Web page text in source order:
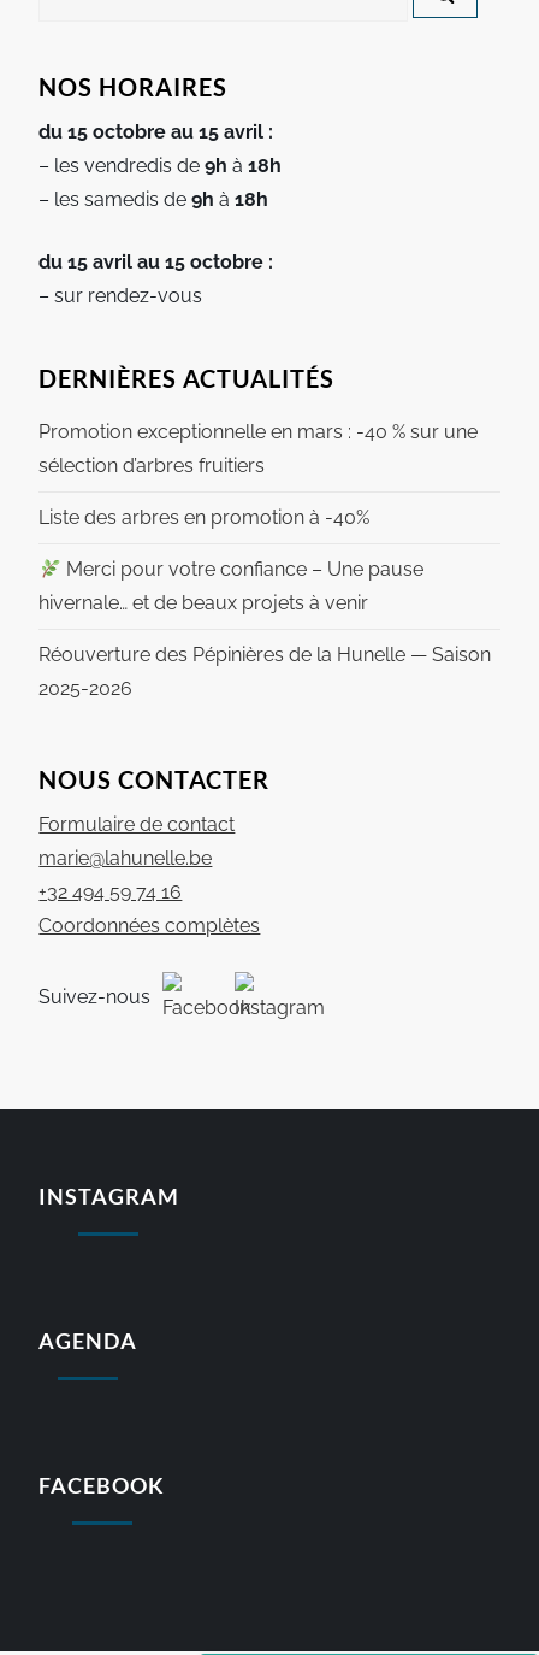
NOS HORAIRES
du 15 octobre au 15 avril :
– les vendredis de9h à18h
– les samedis de9h à18h
du 15 avril au 15 octobre :
– sur rendez-vous
DERNIÈRES ACTUALITÉS
Promotion exceptionnelle en mars : -40 % sur une
sélection d’arbres fruitiers
Liste des arbres en promotion à -40%
Merci pour votre confiance – Une pause
hivernale… et de beaux projets à venir
Réouverture des Pépinières de la Hunelle — Saison
2025-2026
NOUS CONTACTER
Formulaire de contact
marie@lahunelle.be
+32 494 59 74 16
Coordonnées complètes
Suivez-nous
INSTAGRAM
AGENDA
FACEBOOK